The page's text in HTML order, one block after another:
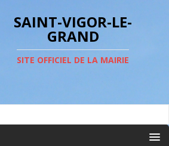
SAINT-VIGOR-LE-
GRAND
SITE OFFICIEL DE LA MAIRIE